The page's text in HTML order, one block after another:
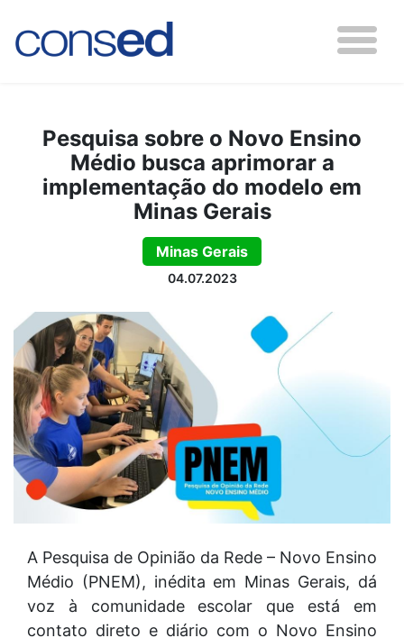
Pesquisa sobre o Novo Ensino
Médio busca aprimorar a
implementação do modelo em
Minas Gerais
Minas Gerais
04.07.2023
A Pesquisa de Opinião da Rede – Novo Ensino
Médio (PNEM), inédita em Minas Gerais, dá
voz à comunidade escolar que está em
contato direto e diário com o Novo Ensino